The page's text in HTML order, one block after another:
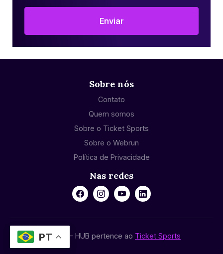
Enviar
Sobre nós
Contato
Quem somos
Sobre o Ticket Sports
Sobre o Webrun
Política de Privacidade
Nas redes
© 2024 - HUB pertence ao Ticket Sports
PT